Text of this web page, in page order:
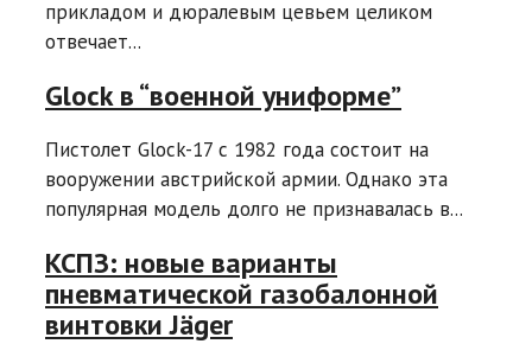
прикладом и дюралевым цевьем целиком
отвечает...
Glock в “военной униформе”
Пистолет Glock-17 с 1982 года состоит на
вооружении австрийской армии. Однако эта
популярная модель долго не признавалась в...
КСПЗ: новые варианты
пневматической газобалонной
винтовки Jäger